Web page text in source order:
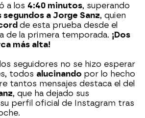
a los 4:40 minutos, superando
segundos a Jorge Sanz, quien
de esta prueba desde el
de la primera temporada. ¡Dos
más alta!
seguidores no se hizo esperar
todos alucinando por lo hecho
tantos mensajes destaca el del
, que ha dejado sus
perfil oficial de Instagram tras